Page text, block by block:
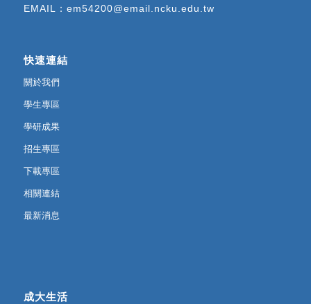
EMAIL： em54200@email.ncku.edu.tw
快速連結
關於我們
學生專區
學研成果
招生專區
下載專區
相關連結
最新消息
成大生活